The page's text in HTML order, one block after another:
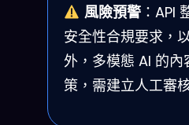
風險預警：API
安全性合規要求，
外，多模態 AI 的
策，需建立人工審